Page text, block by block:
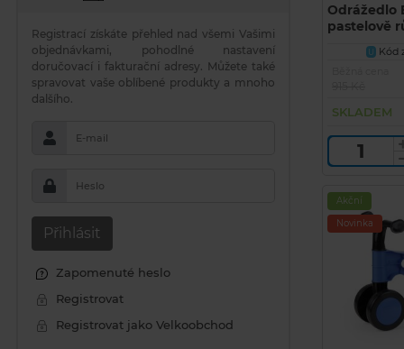
Odrážedlo
pastelově
sedadla
25kg 12m+
U
Kód
SKLADEM
Akční
Novinka
Registrací získáte přehled nad všemi Vašimi
objednávkami, pohodlné nastavení
doručovací i fakturační adresy. Můžete také
spravovat vaše oblíbené produkty a mnoho
dalšího.
E-mail
Heslo
Přihlásit
Zapomenuté heslo
Registrovat
Registrovat jako Velkoobchod